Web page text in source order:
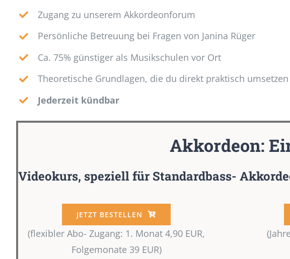
Zugang zu unserem Akkordeonforum
Persönliche Betreuung bei Fragen von Janina Rüger
Ca. 75% günstiger als Musikschulen vor Ort
Theoretische Grundlagen, die du direkt praktisch
Jederzeit kündbar
Akkordeon:
Videokurs, speziell für Standardbass-
JETZT BESTELLEN
(flexibler Abo- Zugang: 1. Monat 4,90 EUR,
Folgemonate 39 EUR)